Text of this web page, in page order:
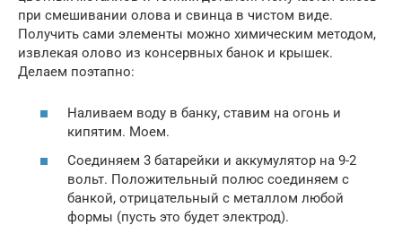
при смешивании олова и свинца в чистом виде.
Получить сами элементы можно химическим методом,
извлекая олово из консервных банок и крышек.
Делаем поэтапно:
Наливаем воду в банку, ставим на огонь и
кипятим. Моем.
Соединяем 3 батарейки и аккумулятор на 9-2
вольт. Положительный полюс соединяем с
банкой, отрицательный с металлом любой
формы (пусть это будет электрод).